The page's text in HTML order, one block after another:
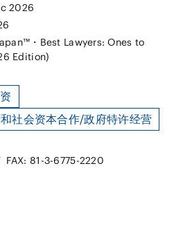
2026
・Best Lawyers: Ones to
Edition)
社会资本合作/政府特许经营
FAX: 81-3-6775-2220